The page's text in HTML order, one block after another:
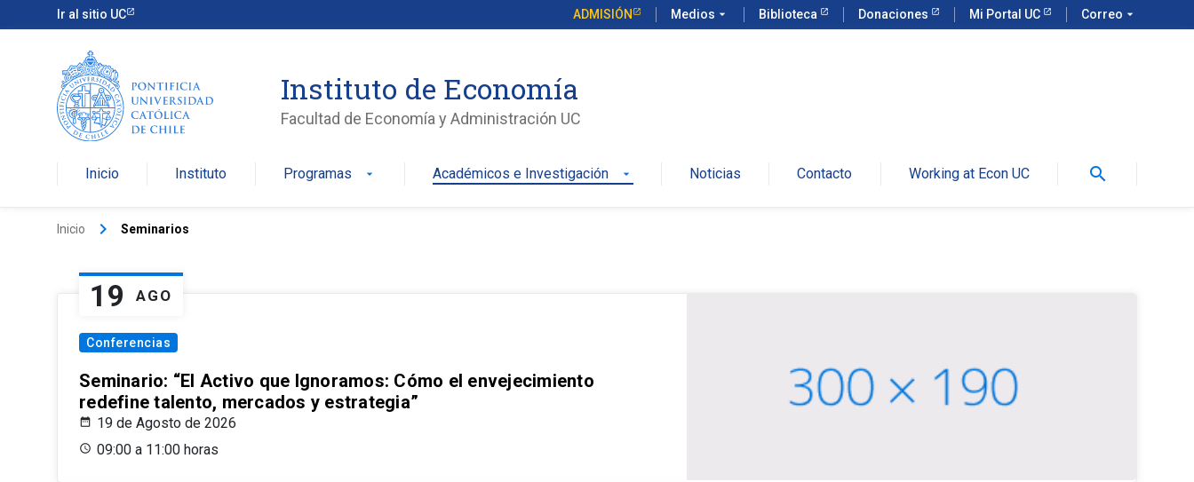
Ir al sitio UC ADMISIÓN Medios arrow_drop_down Biblioteca Donaciones Mi Portal UC Correo arrow_drop_down
Instituto de Economía
Facultad de Economía y Administración UC
Inicio Instituto Programas arrow_drop_down Académicos e Investigación arrow_drop_down Noticias Contacto Working at Econ UC search
Inicio keyboard_arrow_right Seminarios
19 AGO
Conferencias
Seminario: “El Activo que Ignoramos: Cómo el envejecimiento
redefine talento, mercados y estrategia”
19 de Agosto de 2026
09:00 a 11:00 horas